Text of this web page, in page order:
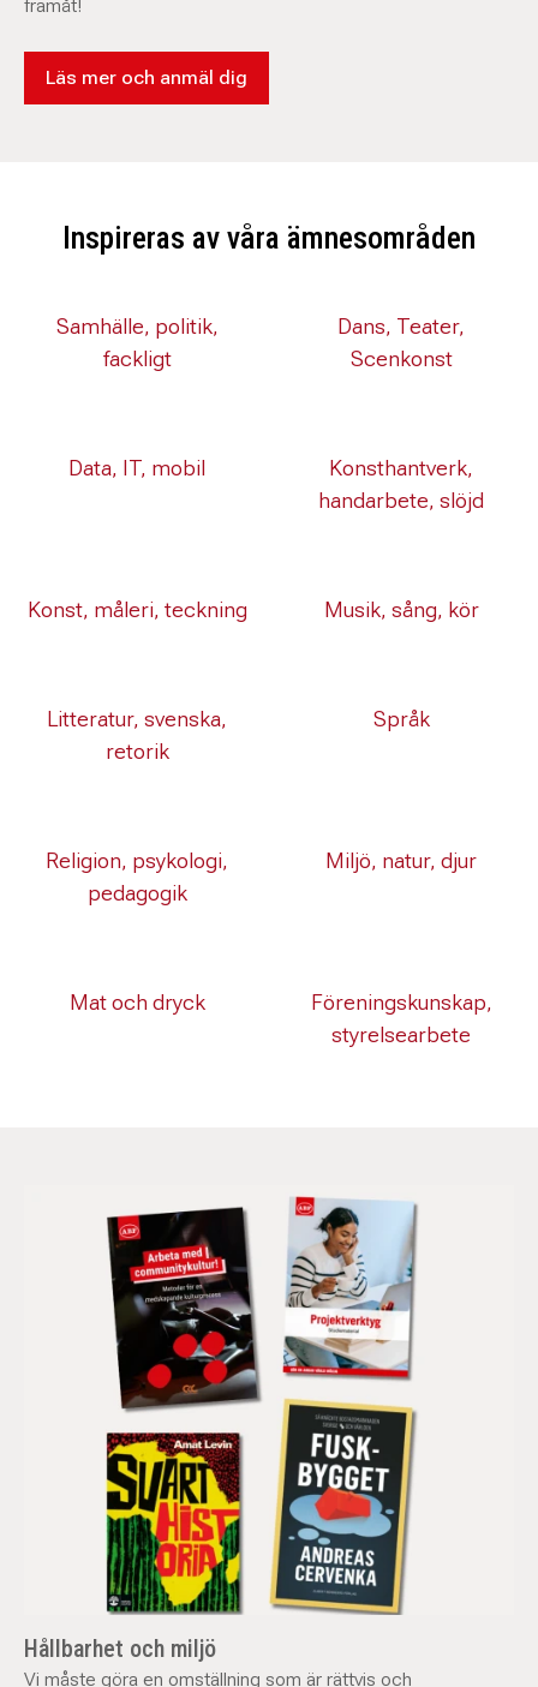
framåt!
Läs mer och anmäl dig
Inspireras av våra ämnesområden
Samhälle, politik,
fackligt
Dans, Teater,
Scenkonst
Data, IT, mobil
Konsthantverk,
handarbete, slöjd
Konst, måleri, teckning Musik, sång, kör
Litteratur, svenska,
retorik
Språk
Religion, psykologi,
pedagogik
Miljö, natur, djur
Mat och dryck
Föreningskunskap,
styrelsearbete
Hållbarhet och miljö
Vi måste göra en omställning som är rättvis och